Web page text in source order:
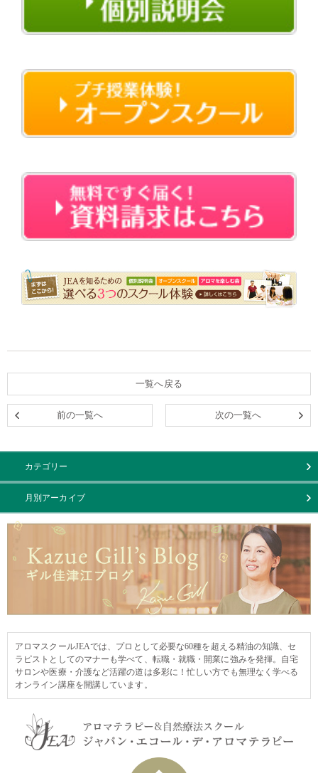
前の一覧へ 次の一覧へ
一覧へ戻る
カテゴリー
月別アーカイブ
アロマスクールJEAでは、プロとして必要な60種を超える精油の知識、セ
ラピストとしてのマナーも学べて、転職・就職・開業に強みを発揮。自宅
サロンや医療・介護など活躍の道は多彩に！忙しい方でも無理なく学べる
オンライン講座を開講しています。